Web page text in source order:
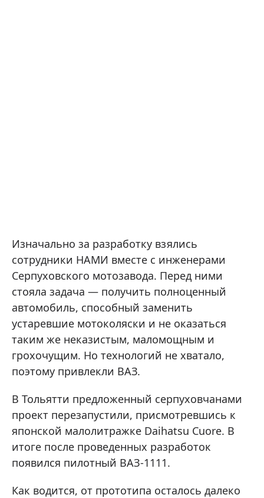
Изначально за разработку взялись
сотрудники НАМИ вместе с инженерами
Серпуховского мотозавода. Перед ними
стояла задача — получить полноценный
автомобиль, способный заменить
устаревшие мотоколяски и не оказаться
таким же неказистым, маломощным и
грохочущим. Но технологий не хватало,
поэтому привлекли ВАЗ.
В Тольятти предложенный серпуховчанами
проект перезапустили, присмотревшись к
японской малолитражке Daihatsu Cuore. В
итоге после проведенных разработок
появился пилотный ВАЗ-1111.
Как водится, от прототипа осталось далеко